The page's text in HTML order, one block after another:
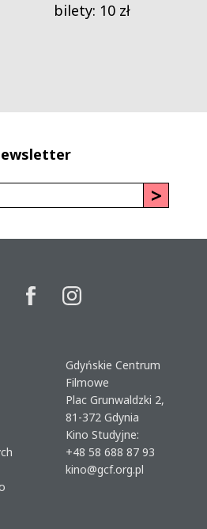
bilety: 10 zł
Gdyńskie Centrum
Filmowe
Plac Grunwaldzki 2,
81-372 Gdynia
Kino Studyjne:
+48 58 688 87 93
kino@gcf.org.pl